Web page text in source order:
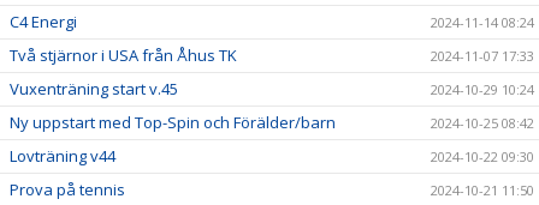
C4 Energi 2024-11-14 08:24
Två stjärnor i USA från Åhus TK 2024-11-07 17:33
Vuxenträning start v.45 2024-10-29 10:24
Ny uppstart med Top-Spin och Förälder/barn 2024-10-25 08:42
Lovträning v44 2024-10-22 09:30
Prova på tennis 2024-10-21 11:50